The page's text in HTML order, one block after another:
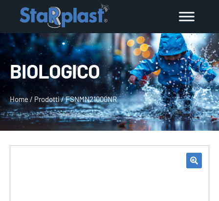
BIOLOGICO
Home/ Prodotti/FSNMN21000NR